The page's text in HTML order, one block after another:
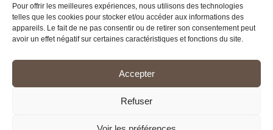
Pour offrir les meilleures expériences, nous utilisons des technologies
telles que les cookies pour stocker et/ou accéder aux informations des
appareils. Le fait de ne pas consentir ou de retirer son consentement peut
avoir un effet négatif sur certaines caractéristiques et fonctions du site.
Accepter
Refuser
Mentions légales
PRENDRE RENDEZ-VOUS